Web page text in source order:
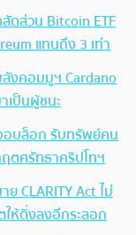
ส่วน Bitcoin ETF
แทนถึง 3 เท่า
งคอมมูฯ Cardano
เป็นผู้ชนะ
อบล็อก รับทรัพย์คน
ตศรัทธาคริปโทฯ
CLARITY Act ไม่
ห้ดิ่งลงอีกระลอก